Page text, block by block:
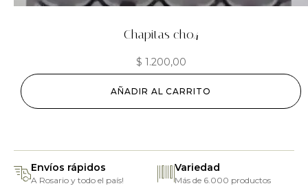
Chapitas ch04
$ 1.200,00
AÑADIR AL CARRITO
Envíos rápidos
A Rosario y todo el país!
Variedad
Más de 6.000 productos